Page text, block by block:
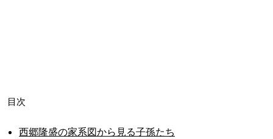
目次
西郷隆盛の家系図から見る子孫たち